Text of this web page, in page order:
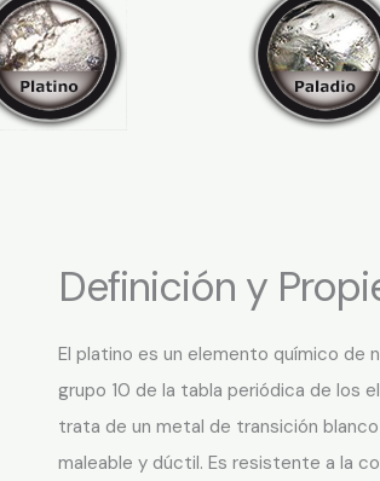
Definición y
El platino es un elemento químico de
grupo 10 de la tabla periódica de los
trata de un metal de transición
maleable y dúctil. Es resistente a la